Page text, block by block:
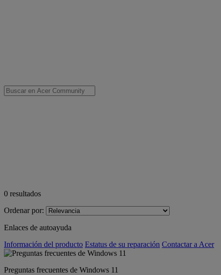
0 resultados
Ordenar por:
Enlaces de autoayuda
Información del producto Estatus de su reparación Contactar a Acer
Preguntas frecuentes de Windows 11